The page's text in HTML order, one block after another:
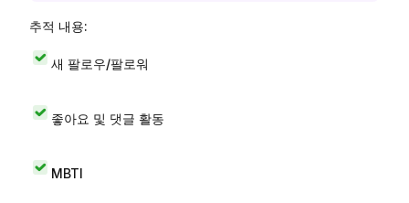
추적 내용:
새 팔로우/팔로워
좋아요 및 댓글 활동
MBTI